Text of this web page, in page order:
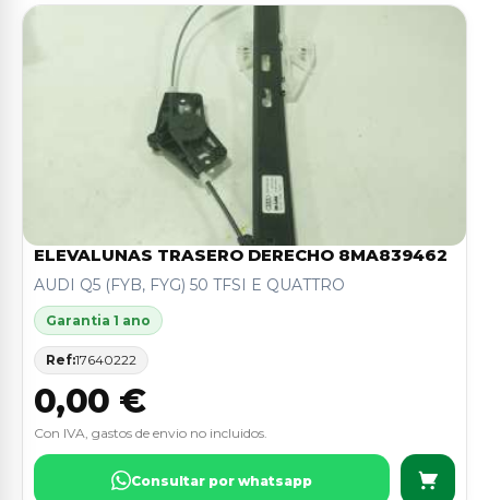
ELEVALUNAS TRASERO DERECHO 8MA839462
AUDI Q5 (FYB, FYG) 50 TFSI E QUATTRO
Garantia 1 ano
Ref:17640222
0,00 €
Con IVA, gastos de envio no incluidos.
Consultar por whatsapp